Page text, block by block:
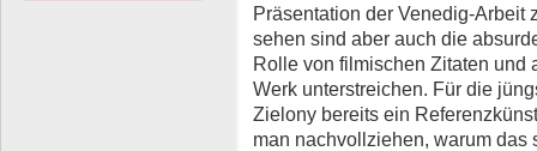
Präsentation der Venedig-Arbeit
sehen sind aber auch die
Rolle von filmischen Zitaten und
Werk unterstreichen. Für die
Zielony bereits ein
man nachvollziehen, warum das